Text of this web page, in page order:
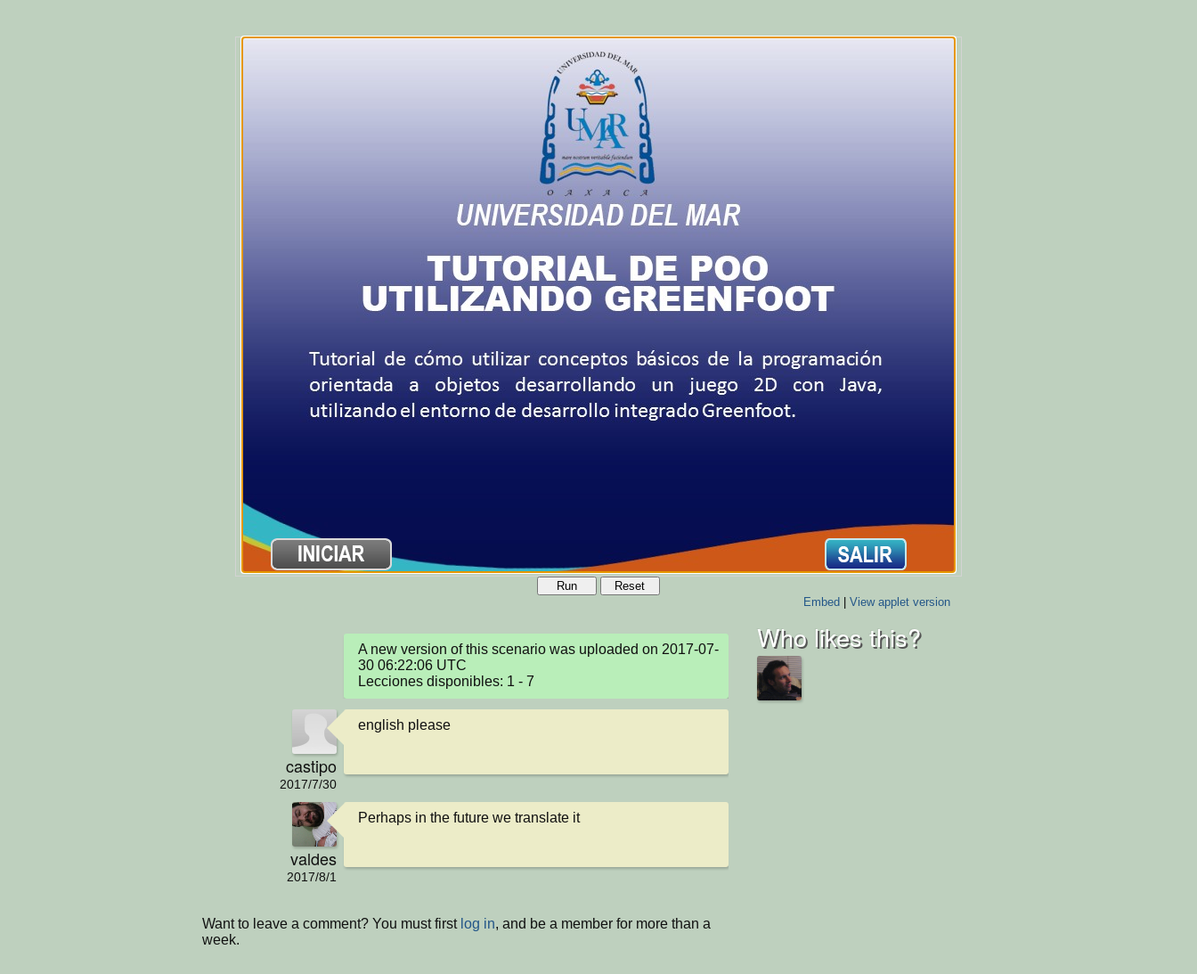
Run
Reset
Embed| View applet version
A new version of this scenario was uploaded on 2017-07-
30 06:22:06 UTC
Lecciones disponibles: 1 - 7
castipo
2017/7/30
english please
valdes
2017/8/1
Perhaps in the future we translate it
Want to leave a comment? You must first log in, and be a member for more than a
week.
Who likes this?